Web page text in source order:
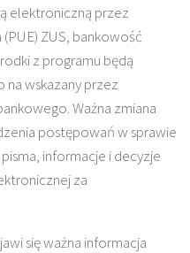
elektroniczną przez
ZUS, bankowość
z programu będą
wskazany przez
Ważna zmiana
postępowań w sprawie
informacje i decyzje
za
się ważna informacja